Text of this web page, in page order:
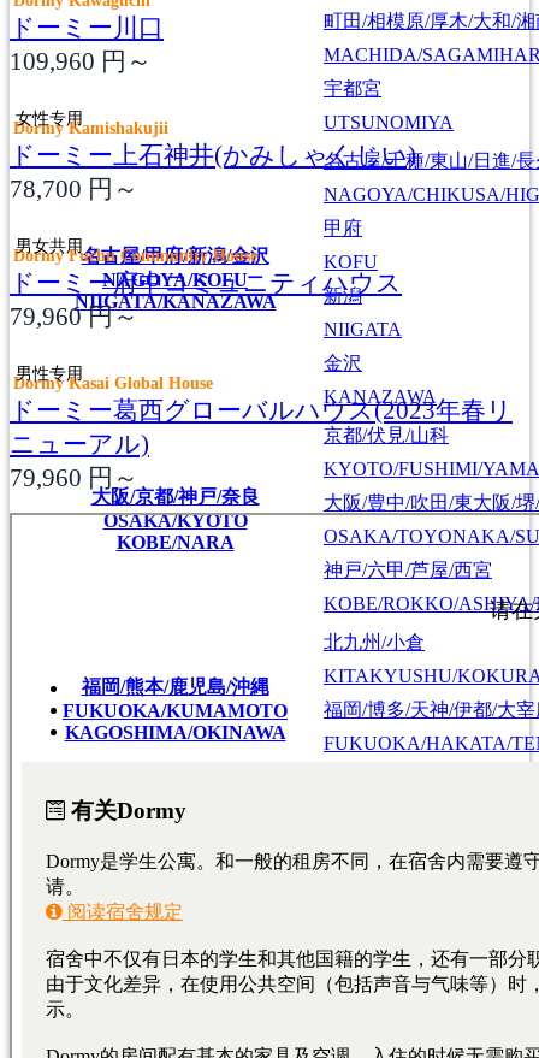
町田/相模原/厚木/大和/湘
MACHIDA/
宇都宮
UTSUNOMIYA
名古屋/甲府/新潟/金沢
NAGOYA/KOFU
NIIGATA/KANAZAWA
名古屋/千種/東山/日進/
NAGOYA/CHIKUSA/
甲府
KOFU
新潟
NIIGATA
金沢
KANAZAWA
大阪/京都/神戸/奈良
OSAKA/KYOTO
KOBE/NARA
京都/伏見/山科
KYOTO/FUSHIMI/
大阪/豊中/吹田/東大阪/
OSAKA/TOYONAKA/
神戸/六甲/芦屋/西宮
KOBE/ROKKO/
福岡/熊本/鹿児島/沖縄
FUKUOKA/KUMAMOTO
KAGOSHIMA/OKINAWA
北九州/小倉
KITAKYUSHU/
福岡/博多/天神/伊都/大宰
FUKUOKA/HAKATA/
広島
HIROSHIMA/
大学・短期大学 专门学校 日本语学校
東京料理大学（神楽板キャンパス）
東京/神奈川/埼玉
ドーミー川口
109,960 円～
女性专用
Dormy Kamishakujii
ドーミー上石神井(かみしゃくじい)
78,700 円～
男女共用
Dormy Fuchu Community House
ドーミー府中コミュニティハウス
79,960円～
男性专用
Dormy Kasai Global House
ドーミー葛西グローバルハウス(2023年春リ
ニューアル)
79,960 円～